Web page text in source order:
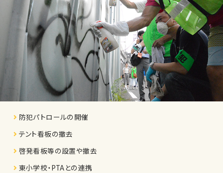
防犯パトロールの開催
テント看板の撤去
啓発看板等の設置や撤去
東小学校・PTAとの連携